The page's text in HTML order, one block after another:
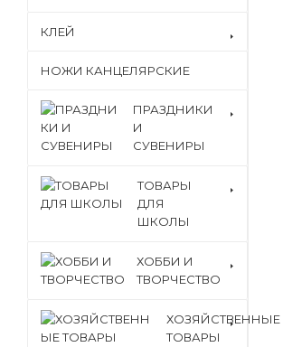
КЛЕЙ
НОЖИ КАНЦЕЛЯРСКИЕ
ПРАЗДНИКИ
И
СУВЕНИРЫ
ТОВАРЫ
ДЛЯ
ШКОЛЫ
ХОББИ И
ТВОРЧЕСТВО
ХОЗЯЙСТВЕННЫЕ
ТОВАРЫ